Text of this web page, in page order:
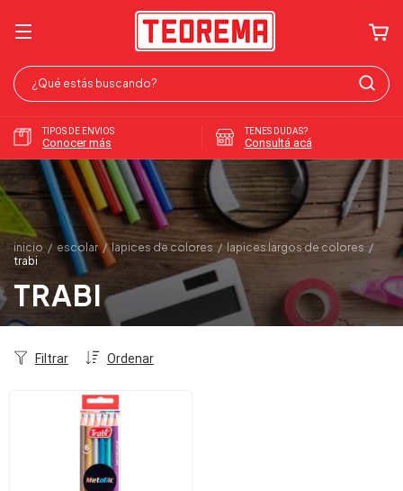
TIPOS DE ENVIOS
Conocer más
TENES DUDAS?
Consultá acá
inicio / escolar / lapices de colores / lapices largos de colores /
trabi
TRABI
Ordenar
Filtrar